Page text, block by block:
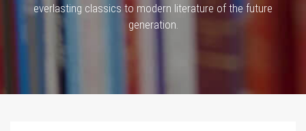
everlasting classics to modern literature of the future
generation.